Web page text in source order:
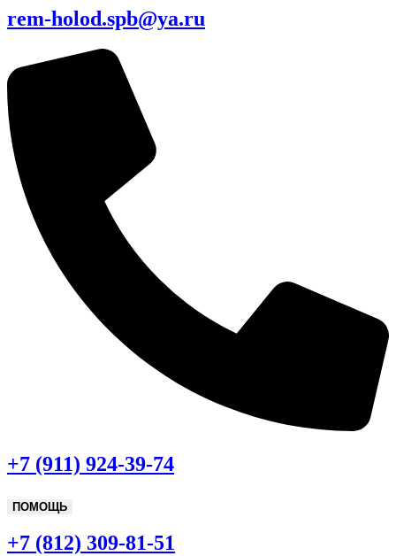
rem-holod.spb@ya.ru
+7 (911) 924-39-74
ПОМОЩЬ
+7 (812) 309-81-51